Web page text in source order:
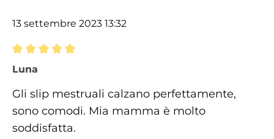
13 settembre 2023 13:32
Recensione con valutazione di 5 su 5 stelle
Luna
Gli slip mestruali calzano perfettamente,
sono comodi. Mia mamma è molto
soddisfatta.